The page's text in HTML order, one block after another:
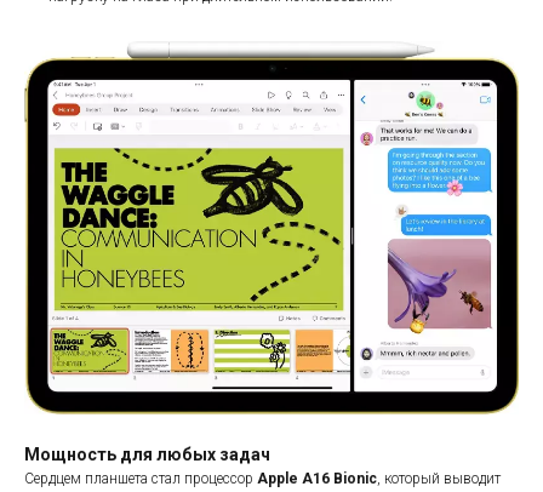
Мощность для любых задач
Сердцем планшета стал процессор Apple A16 Bionic, который выводит